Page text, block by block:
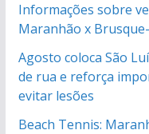
Informações sobre
Maranhão x
Agosto coloca São
de rua e reforça
evitar lesões
Beach Tennis: